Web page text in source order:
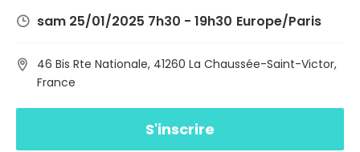
Codes
Promo sam 25/01/2025 7h30 - 19h30 Europe/Paris
46 Bis Rte Nationale, 41260 La Chaussée-Saint-Victor,
France
S'inscrire